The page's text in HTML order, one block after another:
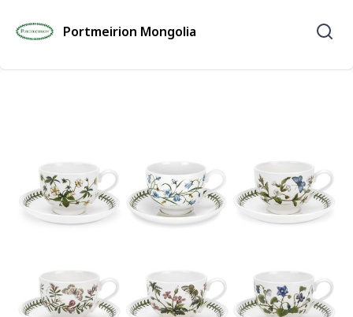
Portmeirion Mongolia